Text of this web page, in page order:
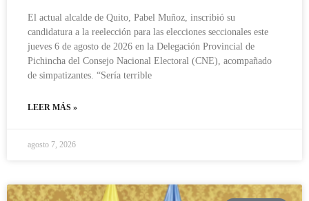
El actual alcalde de Quito, Pabel Muñoz, inscribió su
candidatura a la reelección para las elecciones seccionales este
jueves 6 de agosto de 2026 en la Delegación Provincial de
Pichincha del Consejo Nacional Electoral (CNE), acompañado
de simpatizantes. “Sería terrible
LEER MÁS »
agosto 7, 2026